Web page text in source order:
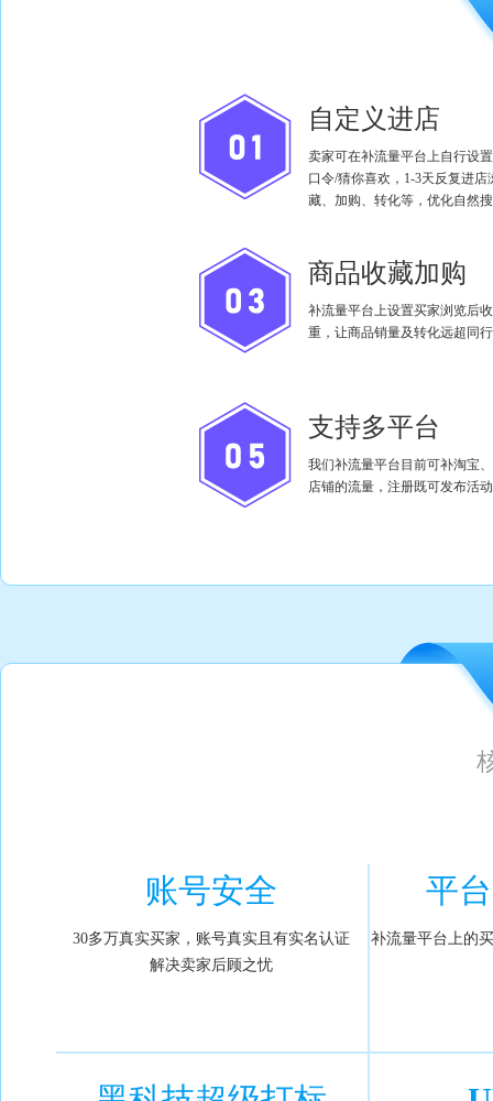
自定义进店
卖家可在补流量平台上自行设
口令/猜你喜欢，1-3天反复进
藏、加购、转化等，优化自然
商品收藏加购
补流量平台上设置买家浏览后
重，让商品销量及转化远超同行
支持多平台
我们补流量平台目前可补淘宝
店铺的流量，注册既可发布活
账号安全
30多万真实买家，账号真实且有实名认证
解决卖家后顾之忧
平
补流量平台上的